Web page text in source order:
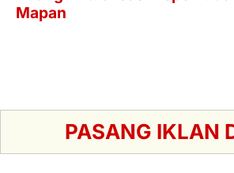
PASANG IKLAN